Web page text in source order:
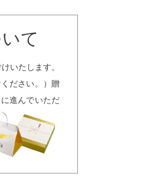
て
いたします。
ださい。）贈
進んでいただ